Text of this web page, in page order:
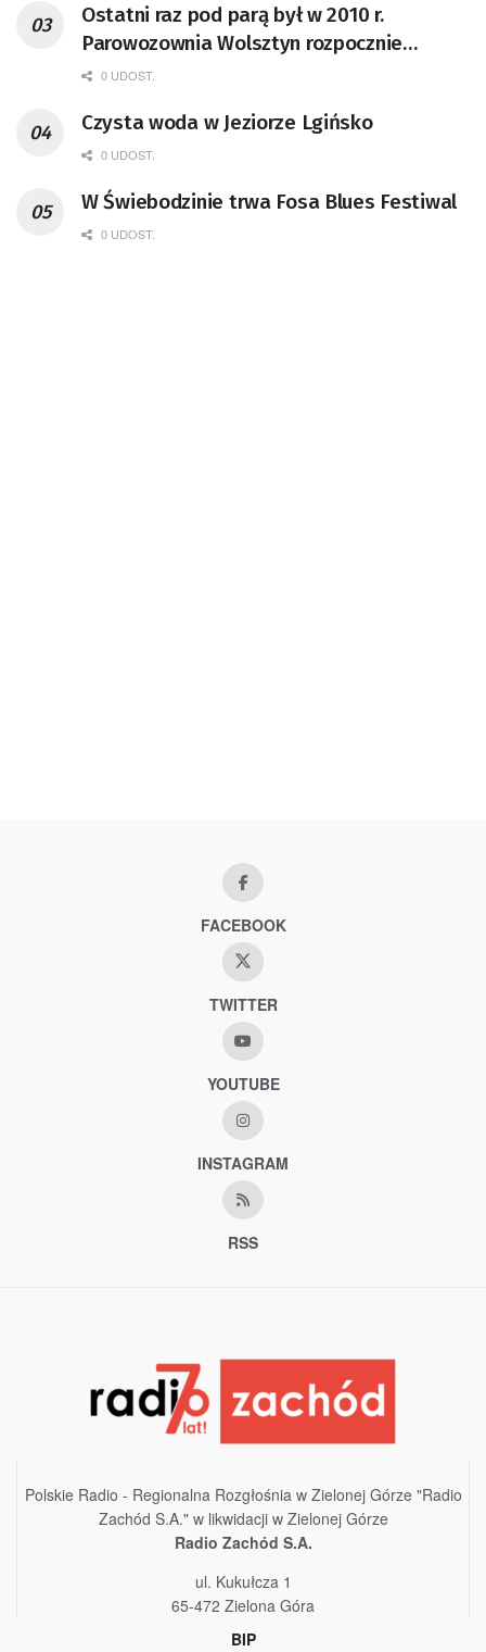
Ostatni raz pod parą był w 2010 r.
Parowozownia Wolsztyn rozpocznie
remont unikatowego Tr5-65
0 UDOST.
Czysta woda w Jeziorze Lgińsko
0 UDOST.
W Świebodzinie trwa Fosa Blues Festiwal
0 UDOST.
FACEBOOK
TWITTER
YOUTUBE
INSTAGRAM
RSS
Polskie Radio - Regionalna Rozgłośnia w Zielonej Górze "Radio
Zachód S.A." w likwidacji w Zielonej Górze
Radio Zachód S.A.
ul. Kukułcza 1
65-472 Zielona Góra
BIP